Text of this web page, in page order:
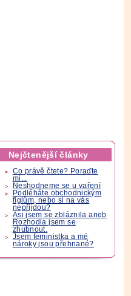
Nejčtenější články
Co právě čtete? Poraďte
mi...
Neshodneme se u vaření
Podléháte obchodnickým
fíglům, nebo si na vás
nepřijdou?
Asi jsem se zbláznila aneb
Rozhodla jsem se
zhubnout.
Jsem feministka a mé
nároky jsou přehnané?